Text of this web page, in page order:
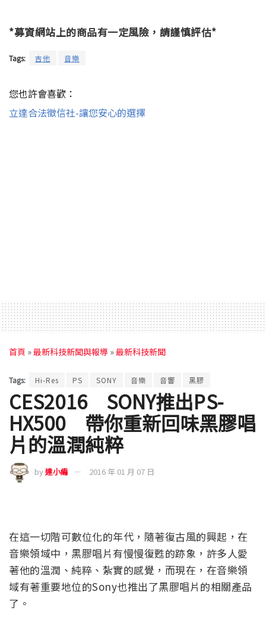
*募資網站上的商品有一定風險，請謹慎評估*
Tags: 吉他 音樂
您也許會喜歡：
立達合法徵信社-讓您安心的選擇
首頁 »最新科技新聞與報導 »最新科技新聞
Tags: Hi-Res PS SONY 音樂 音響 黑膠
CES2016 SONY推出PS-
HX500 帶你重新回味黑膠唱
片的溫潤純粹
by達小編 2016 年 01 月 07 日
在這一切階可數位化的年代，隨著復古風的興起，在
音樂領域中，黑膠唱片有慢慢復甦的跡象，許多人愛
著他的溫潤、純粹、紮實的感覺，而現在，在音樂領
域有著重要地位的Sony也推出了黑膠唱片的相關產品
了。